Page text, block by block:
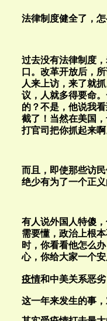
法律制度健全了，
过去没有法律制度
口。改革开放后，
人来上访，来了就
议，人就多得要命
的？不是，他说我
截了！当然在美国
打官司把你抓起来啊
而且，即使那些访
绝少有为了一个正
有人说外国人特傻
需要懂，政治上根
时，你看看他怎么
心，你给大家一个
疫情和中美关系恶
这一年来发生的事